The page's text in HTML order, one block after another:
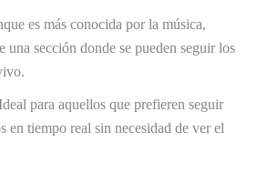
es más conocida por la música,
una sección donde se pueden seguir los
para aquellos que prefieren seguir
en tiempo real sin necesidad de ver el